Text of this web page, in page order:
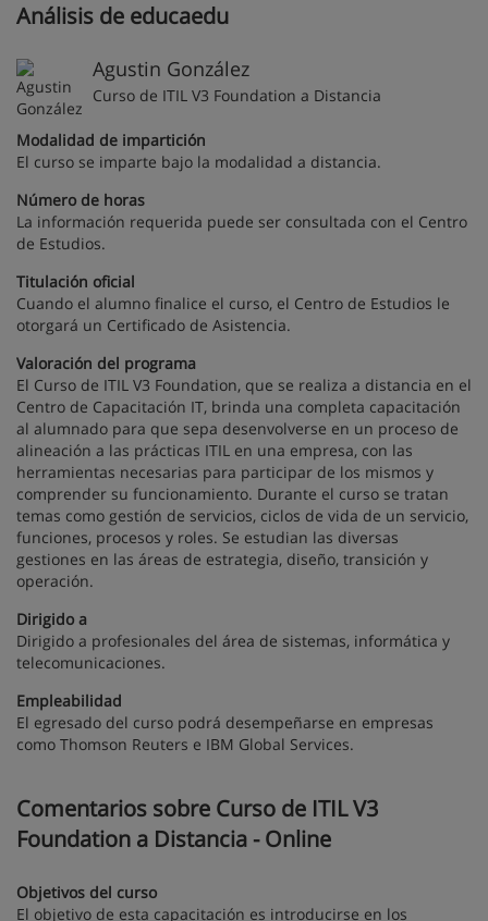
Análisis de educaedu
Agustin González
Curso de ITIL V3 Foundation a Distancia
Modalidad de impartición
El curso se imparte bajo la modalidad a distancia.
Número de horas
La información requerida puede ser consultada con el Centro
de Estudios.
Titulación oficial
Cuando el alumno finalice el curso, el Centro de Estudios le
otorgará un Certificado de Asistencia.
Valoración del programa
El Curso de ITIL V3 Foundation, que se realiza a distancia en el
Centro de Capacitación IT, brinda una completa capacitación
al alumnado para que sepa desenvolverse en un proceso de
alineación a las prácticas ITIL en una empresa, con las
herramientas necesarias para participar de los mismos y
comprender su funcionamiento. Durante el curso se tratan
temas como gestión de servicios, ciclos de vida de un servicio,
funciones, procesos y roles. Se estudian las diversas
gestiones en las áreas de estrategia, diseño, transición y
operación.
Dirigido a
Dirigido a profesionales del área de sistemas, informática y
telecomunicaciones.
Empleabilidad
El egresado del curso podrá desempeñarse en empresas
como Thomson Reuters e IBM Global Services.
Comentarios sobre Curso de ITIL V3
Foundation a Distancia - Online
Objetivos del curso
El objetivo de esta capacitación es introducirse en los